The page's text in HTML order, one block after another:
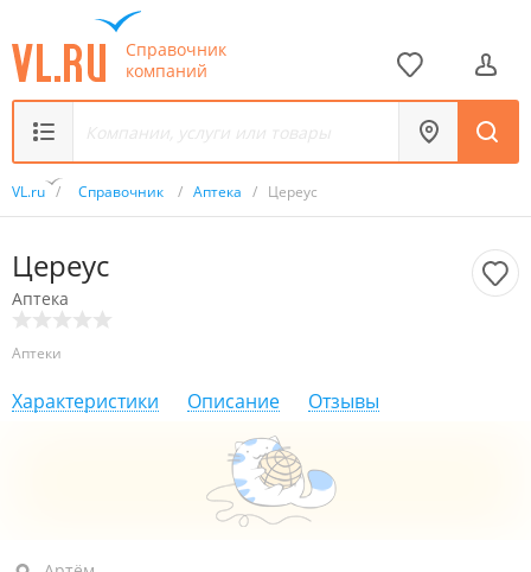
Справочник
компаний
VL.ru / Справочник / Аптека / Цереус
Цереус
Аптека
Аптеки
Характеристики Описание Отзывы